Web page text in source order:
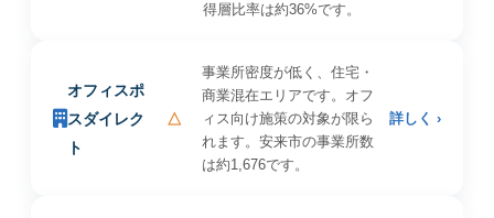
得層比率は約36%です。
オフィスポ
スダイレク
ト
△
事業所密度が低く、住宅・
商業混在エリアです。オフ
ィス向け施策の対象が限ら
れます。安来市の事業所数
は約1,676です。
詳しく ›